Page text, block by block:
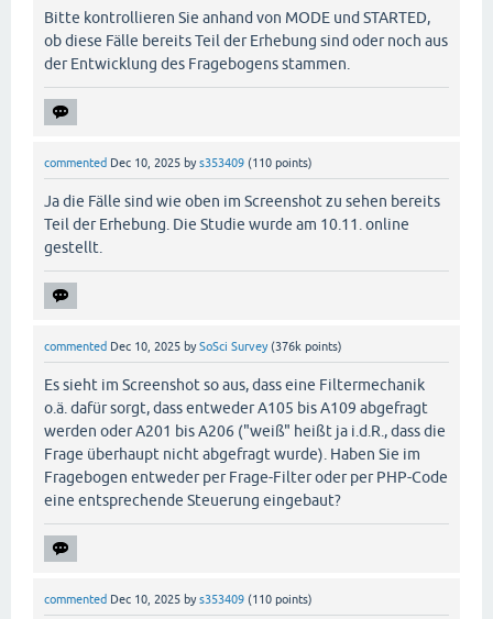
Bitte kontrollieren Sie anhand von MODE und STARTED,
ob diese Fälle bereits Teil der Erhebung sind oder noch aus
der Entwicklung des Fragebogens stammen.
commented Dec 10, 2025 bys353409 (110 points)
Ja die Fälle sind wie oben im Screenshot zu sehen bereits
Teil der Erhebung. Die Studie wurde am 10.11. online
gestellt.
commented Dec 10, 2025 bySoSci Survey (376k points)
Es sieht im Screenshot so aus, dass eine Filtermechanik
o.ä. dafür sorgt, dass entweder A105 bis A109 abgefragt
werden oder A201 bis A206 ("weiß" heißt ja i.d.R., dass die
Frage überhaupt nicht abgefragt wurde). Haben Sie im
Fragebogen entweder per Frage-Filter oder per PHP-Code
eine entsprechende Steuerung eingebaut?
commented Dec 10, 2025 bys353409 (110 points)